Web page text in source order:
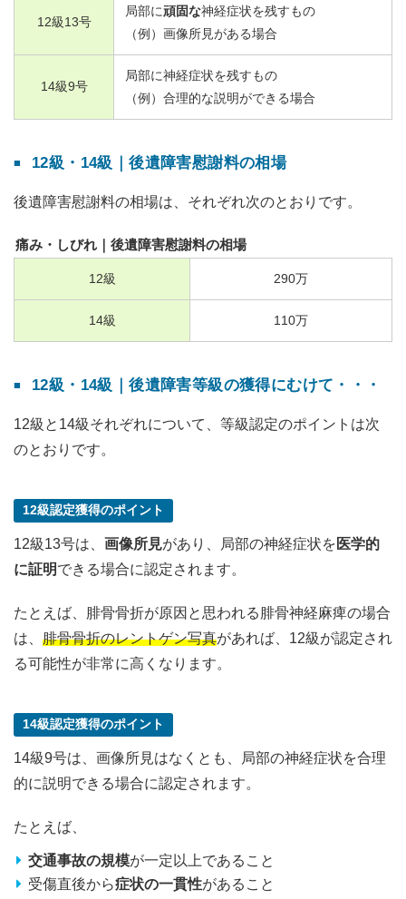
12級13号
局部に頑固な神経症状を残すもの
（例）画像所見がある場合
14級9号
局部に神経症状を残すもの
（例）合理的な説明ができる場合
12級・14級｜後遺障害慰謝料の相場
後遺障害慰謝料の相場は、それぞれ次のとおりです。
痛み・しびれ｜後遺障害慰謝料の相場
12級 290万
14級 110万
12級・14級｜後遺障害等級の獲得にむけて・・・
12級と14級それぞれについて、等級認定のポイントは次
のとおりです。
12級認定獲得のポイント
12級13号は、 画像所見があり、局部の神経症状を 医学的
に証明できる場合に認定されます。
たとえば、腓骨骨折が原因と思われる腓骨神経麻痺の場合
は、 腓骨骨折のレントゲン写真があれば、12級が認定され
る可能性が非常に高くなります。
14級認定獲得のポイント
14級9号は、画像所見はなくとも、局部の神経症状を合理
的に説明できる場合に認定されます。
たとえば、
交通事故の規模が一定以上であること
受傷直後から症状の一貫性があること